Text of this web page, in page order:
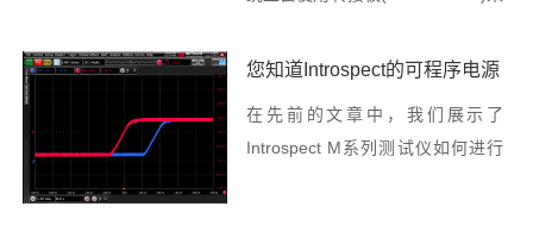
您知道Introspect的可程序电源
供应器吗?
在先前的文章中，我们展示了
Introspect M系列测试仪如何进行